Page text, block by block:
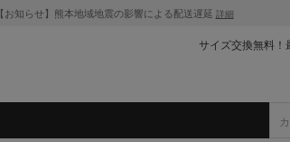
【お知らせ】熊本地域地震の影響による配送遅延 詳細
サイズ交換無料！